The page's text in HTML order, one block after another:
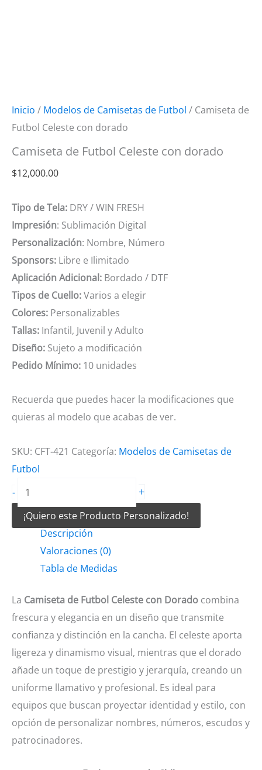
Inicio / Modelos de Camisetas de Futbol / Camiseta de
Futbol Celeste con dorado
Camiseta de Futbol Celeste con dorado
$12,000.00
Tipo de Tela: DRY / WIN FRESH
Impresión: Sublimación Digital
Personalización: Nombre, Número
Sponsors: Libre e Ilimitado
Aplicación Adicional: Bordado / DTF
Tipos de Cuello:Varios a elegir
Colores: Personalizables
Tallas: Infantil, Juvenil y Adulto
Diseño: Sujeto a modificación
Pedido Mínimo: 10 unidades
Recuerda que puedes hacer la modificaciones que
quieras al modelo que acabas de ver.
SKU: CFT-421 Categoría: Modelos de Camisetas de
Futbol
-
Camiseta
de
Futbol
Celeste
dorado
+
¡Quiero este Producto Personalizado!
Descripción
Valoraciones (0)
Tabla de Medidas
La Camiseta de Futbol Celeste con Dorado combina
frescura y elegancia en un diseño que transmite
confianza y distinción en la cancha. El celeste aporta
ligereza y dinamismo visual, mientras que el dorado
añade un toque de prestigio y jerarquía, creando un
uniforme llamativo y profesional. Es ideal para
equipos que buscan proyectar identidad y estilo, con
opción de personalizar nombres, números, escudos y
patrocinadores.